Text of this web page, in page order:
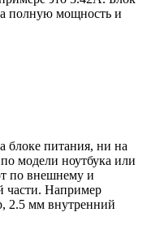
полную мощность и
блоке питания, ни на
модели ноутбука или
по внешнему и
части. Например
2.5 мм внутренний